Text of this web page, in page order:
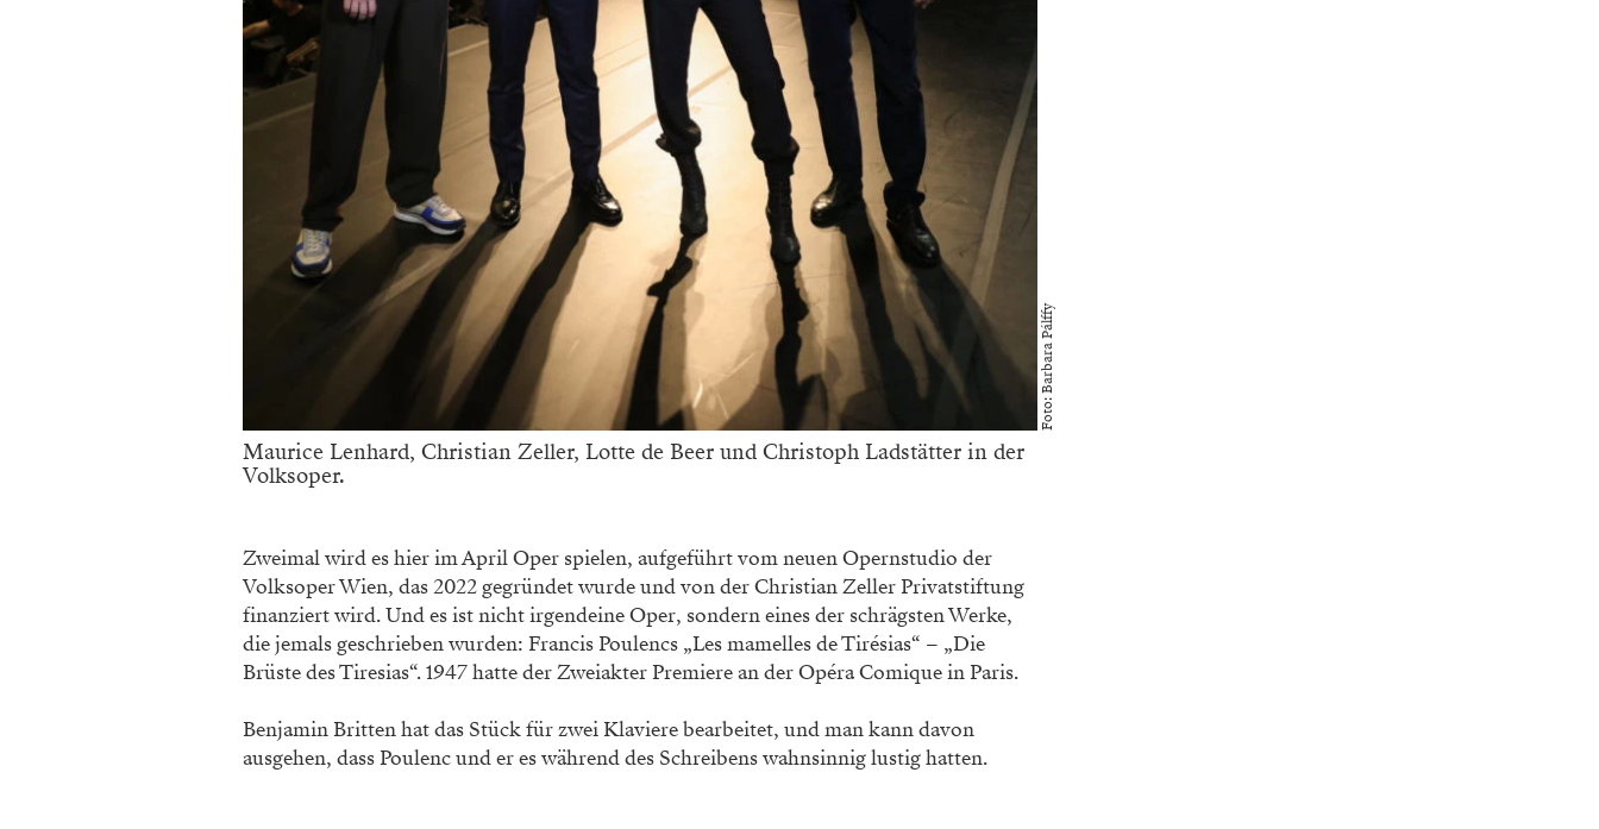
Foto: Barbara Pálffy
Maurice Lenhard, Christian Zeller, Lotte de Beer und Christoph Ladstätter in der
Volksoper.
Zweimal wird es hier im April Oper spielen, aufgeführt vom neuen Opernstudio der
Volksoper Wien, das 2022 gegründet wurde und von der Christian Zeller Privatstiftung
finanziert wird. Und es ist nicht irgendeine Oper, sondern eines der schrägsten Werke,
die jemals geschrieben wurden: Francis Poulencs „Les mamelles de Tirésias“ – „Die
Brüste des Tiresias“. 1947 hatte der Zweiakter Premiere an der Opéra Comique in Paris.
Benjamin Britten hat das Stück für zwei Klaviere bearbeitet, und man kann davon
ausgehen, dass Poulenc und er es während des Schreibens wahnsinnig lustig hatten.